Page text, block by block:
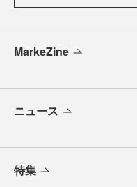
MarkeZine
ニュース
特集